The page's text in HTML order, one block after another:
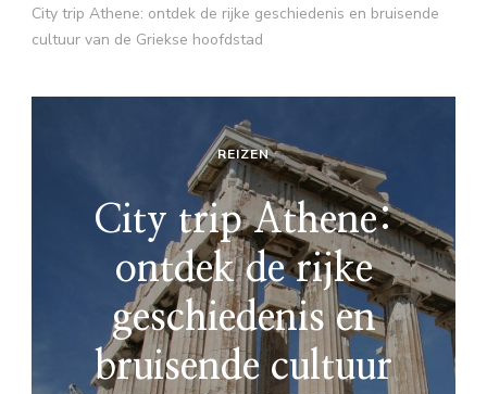
City trip Athene: ontdek de rijke geschiedenis en bruisende
cultuur van de Griekse hoofdstad
REIZEN
City trip Athene:
ontdek de rijke
geschiedenis en
bruisende cultuur